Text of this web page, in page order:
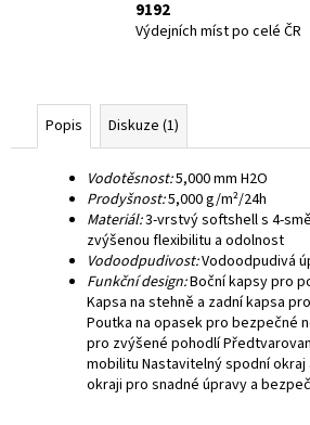
9192
Výdejních míst po celé ČR
Popis Diskuze (1)
Vodotěsnost:5,000 mm H2O
Prodyšnost:5,000 g/m²/24h
Materiál:3-vrstvý softshell s 4-
zvýšenou flexibilitu a odolnost
Vodoodpudivost:Vodoodpudivá
Funkční design:Boční kapsy pro
Kapsa na stehně a zadní kapsa
Poutka na opasek pro bezpečné
pro zvýšené pohodlí
mobilitu Nastavitelný spodní okraj
okraji pro snadné úpravy a